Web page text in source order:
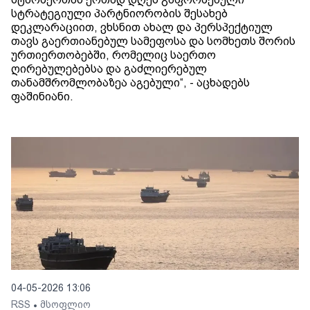
სტრატეგიული პარტნიორობის შესახებ
დეკლარაციით, ვხსნით ახალ და პერსპექტიულ
თავს გაერთიანებულ სამეფოსა და სომხეთს შორის
ურთიერთობებში, რომელიც საერთო
ღირებულებებსა და გაძლიერებულ
თანამშრომლობაზეა აგებული“, - აცხადებს
ფაშინიანი.
04-05-2026 13:06
RSS • მსოფლიო